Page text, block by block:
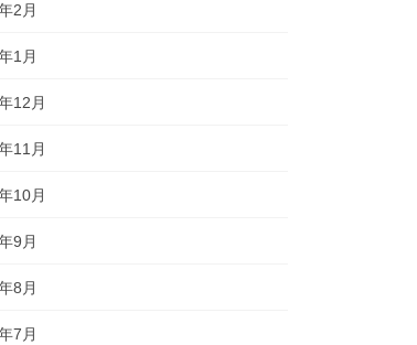
2月
1月
12月
11月
10月
9月
8月
7月